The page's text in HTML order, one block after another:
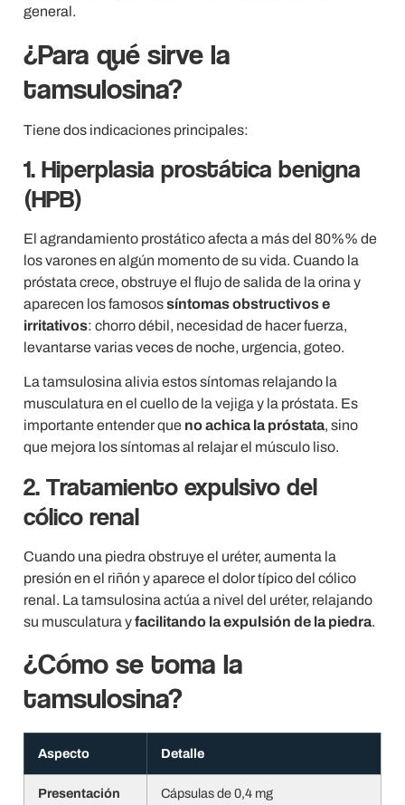
general.
¿Para qué sirve la
tamsulosina?
Tiene dos indicaciones principales:
1. Hiperplasia prostática benigna
(HPB)
El agrandamiento prostático afecta a más del 80%% de
los varones en algún momento de su vida. Cuando la
próstata crece, obstruye el flujo de salida de la orina y
aparecen los famosossíntomas obstructivos e
irritativos: chorro débil, necesidad de hacer fuerza,
levantarse varias veces de noche, urgencia, goteo.
La tamsulosina alivia estos síntomas relajando la
musculatura en el cuello de la vejiga y la próstata. Es
importante entender que no achica la próstata, sino
que mejora los síntomas al relajar el músculo liso.
2. Tratamiento expulsivo del
cólico renal
Cuando una piedra obstruye el uréter, aumenta la
presión en el riñón y aparece el dolor típico del cólico
renal. La tamsulosina actúa a nivel del uréter, relajando
su musculatura yfacilitando la expulsión de la piedra.
¿Cómo se toma la
tamsulosina?
Aspecto Detalle
Presentación Cápsulas de 0,4 mg